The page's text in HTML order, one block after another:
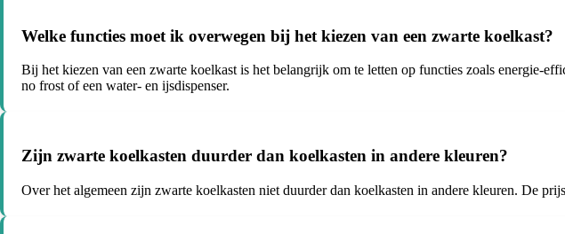
Welke functies moet ik overwegen bij het kiezen van een zwarte koelkast?
Bij het kiezen van een zwarte koelkast is het belangrijk om te letten op functies zoals energie-
no frost of een water- en ijsdispenser.
Zijn zwarte koelkasten duurder dan koelkasten in andere kleuren?
Over het algemeen zijn zwarte koelkasten niet duurder dan koelkasten in andere kleuren. De